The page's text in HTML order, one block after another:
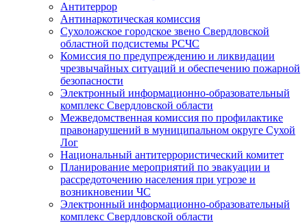
Антитеррор
Антинаркотическая комиссия
Сухоложское городское звено Свердловской
областной подсистемы РСЧС
Комиссия по предупреждению и ликвидации
чрезвычайных ситуаций и обеспечению пожарной
безопасности
Электронный информационно-образовательный
комплекс Cвердловской области
Межведомственная комиссия по профилактике
правонарушений в муниципальном округе Сухой
Лог
Национальный антитеррористический комитет
Планирование мероприятий по эвакуации и
рассредоточению населения при угрозе и
возникновении ЧС
Электронный информационно-образовательный
комплекс Свердловской области